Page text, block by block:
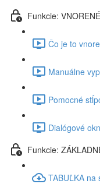
Funkcie: VNORENÉ
Čo je to
Manuálne
Pomocné
Dialógové
Funkcie:
TABUĽKA na